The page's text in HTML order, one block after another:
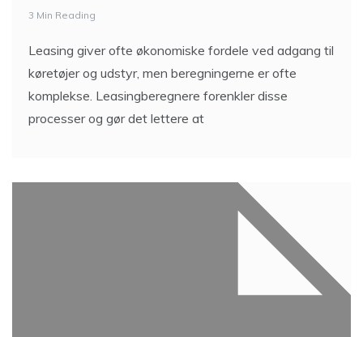
3 Min Reading
Leasing giver ofte økonomiske fordele ved adgang til
køretøjer og udstyr, men beregningerne er ofte
komplekse. Leasingberegnere forenkler disse
processer og gør det lettere at